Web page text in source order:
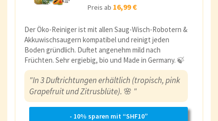
Preis ab 16,99 €
Der Öko-Reiniger ist mit allen Saug-Wisch-Robotern &
Akkuwischsaugern kompatibel und reinigt jeden
Boden gründlich. Duftet angenehm mild nach
Früchten. Sehr ergiebig, bio und Made in Germany. 🍃
"In 3 Duftrichtungen erhältlich (tropisch, pink
Grapefruit und Zitrusblüte). 🌸 "
- 10% sparen mit “SHF10”